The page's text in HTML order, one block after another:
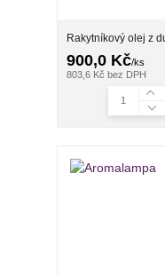
Rakytníkový olej z
900,0 Kč/ks
803,6 Kčbez DPH